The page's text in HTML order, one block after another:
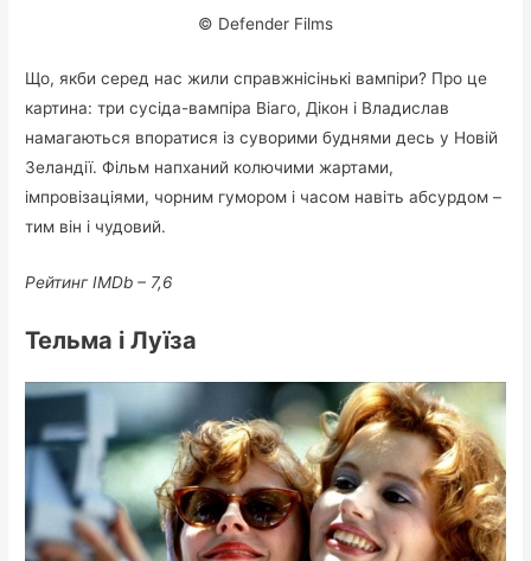
© Defender Films
Що, якби серед нас жили справжнісінькі вампіри? Про це
картина: три сусіда-вампіра Віаго, Дікон і Владислав
намагаються впоратися із суворими буднями десь у Новій
Зеландії. Фільм напханий колючими жартами,
імпровізаціями, чорним гумором і часом навіть абсурдом –
тим він і чудовий.
Рейтинг IMDb – 7,6
Тельма і Луїза